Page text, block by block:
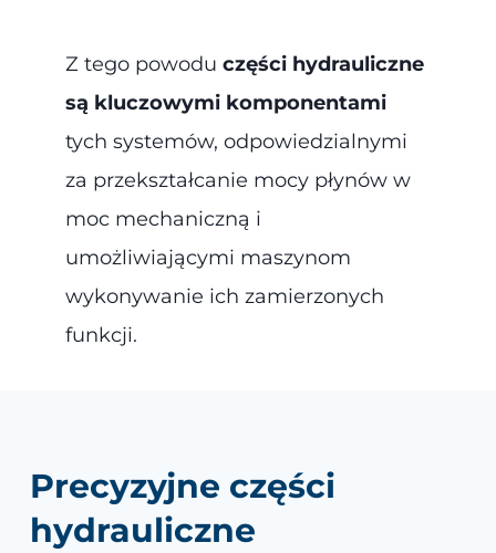
Z tego powoduczęści hydrauliczne
są kluczowymi komponentami
tych systemów, odpowiedzialnymi
za przekształcanie mocy płynów w
moc mechaniczną i
umożliwiającymi maszynom
wykonywanie ich zamierzonych
funkcji.
Precyzyjne części
hydrauliczne